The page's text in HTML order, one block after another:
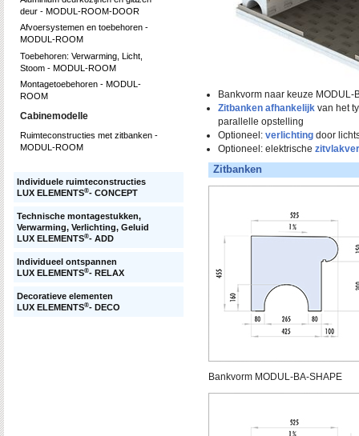
deur - MODUL-ROOM-DOOR
Afvoersystemen en toebehoren -
MODUL-ROOM
Toebehoren: Verwarming, Licht,
Stoom - MODUL-ROOM
Montagetoebehoren - MODUL-
ROOM
Cabinemodelle
Ruimteconstructies met zitbanken -
MODUL-ROOM
Individuele ruimteconstructies
LUX ELEMENTS®- CONCEPT
Technische montagestukken,
Verwarming, Verlichting, Geluid
LUX ELEMENTS®- ADD
Individueel ontspannen
LUX ELEMENTS®- RELAX
Decoratieve elementen
LUX ELEMENTS®- DECO
Bankvorm naar keuze MODUL-
Zitbanken afhankelijkvan het
parallelle opstelling
Optioneel:verlichtingdoor
Optioneel: elektrische
Zitbanken
Bankvorm MODUL-BA-SHAPE